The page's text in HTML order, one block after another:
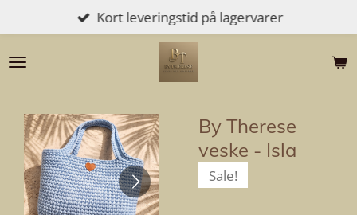
til
hovedinnhold
Kort leveringstid på lagervarer
By Therese
veske - Isla
Sale!